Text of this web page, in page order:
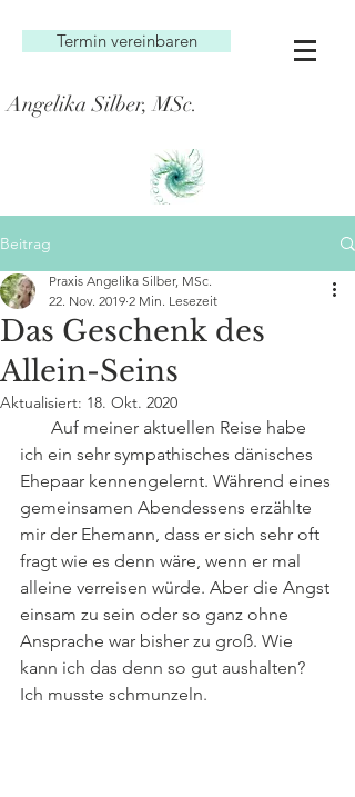
Termin vereinbaren
Angelika Silber, MSc.
Beitrag
Das Geschenk des
Allein-Seins
Praxis Angelika Silber, MSc.
22. Nov. 2019 2 Min. Lesezeit
Aktualisiert: 18. Okt. 2020
ich ein sehr sympathisches dänisches
Ehepaar kennengelernt. Während eines
gemeinsamen Abendessens erzählte
mir der Ehemann, dass er sich sehr oft
fragt wie es denn wäre, wenn er mal
alleine verreisen würde. Aber die Angst
einsam zu sein oder so ganz ohne
Ansprache war bisher zu groß. Wie
kann ich das denn so gut aushalten?
Ich musste schmunzeln.